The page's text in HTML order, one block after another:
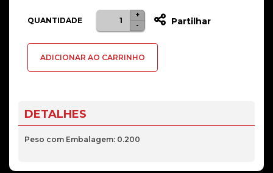
QUANTIDADE
Quantidade
de
Volume
A31
(SM-
-
+
Partilhar
ADICIONAR AO CARRINHO
DETALHES
Peso com Embalagem: 0.200